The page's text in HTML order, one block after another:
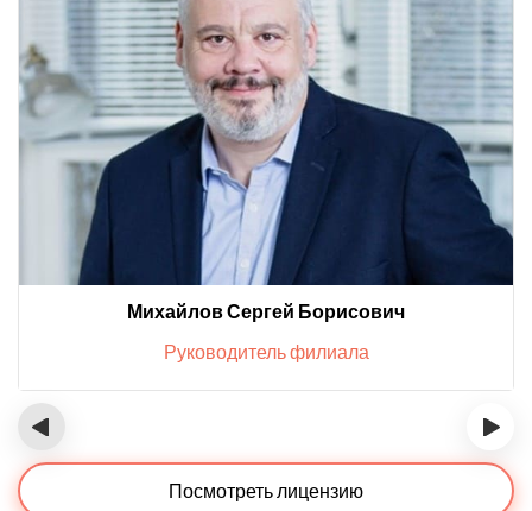
Михайлов Сергей Борисович
Руководитель филиала
‹ ›
Посмотреть лицензию